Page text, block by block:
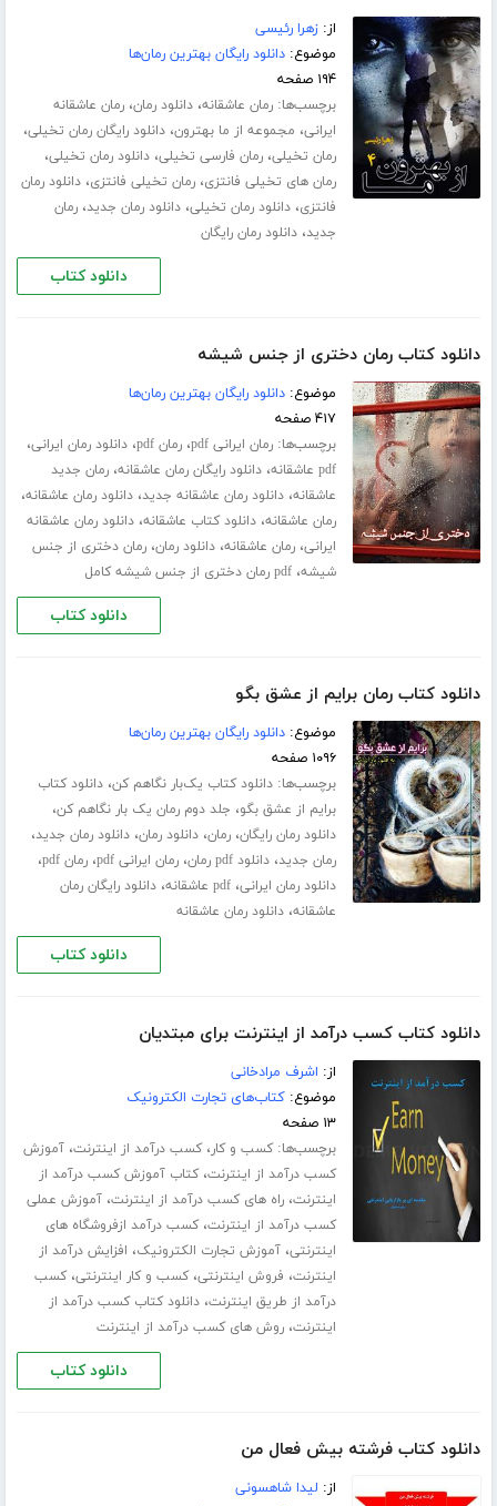
از:زهرا رئیسی
موضوع:دانلود رایگان بهترین رمان‌ها
۱۹۴ صفحه
برچسب‌ها:رمان عاشقانه،دانلود رمان،رمان عاشقانه
ایرانی، مجموعه از ما بهترون،دانلود رایگان رمان تخیلی،
رمان تخیلی،رمان فارسی تخیلی،دانلود رمان تخیلی،
رمان های تخیلی فانتزی،رمان تخیلی فانتزی،دانلود رمان
فانتزی،دانلود رمان تخیلی،دانلود رمان جدید،رمان
جدید،دانلود رمان رایگان
دانلود کتاب
دانلود کتاب رمان دختری از جنس شیشه
موضوع:دانلود رایگان بهترین رمان‌ها
۴۱۷ صفحه
برچسب‌ها:رمان ایرانی pdf ،رمان pdf ،دانلود رمان ایرانی،
pdf عاشقانه ،دانلود رایگان رمان عاشقانه،رمان جدید
عاشقانه،دانلود رمان عاشقانه جدید،دانلود رمان عاشقانه،
رمان عاشقانه،دانلود کتاب عاشقانه،دانلود رمان عاشقانه
ایرانی،رمان عاشقانه،دانلود رمان،رمان دختری از جنس
شیشه،pdf رمان دختری از جنس شیشه کامل
دانلود کتاب
دانلود کتاب رمان برایم از عشق بگو
موضوع:دانلود رایگان بهترین رمان‌ها
۱۰۹۶ صفحه
برچسب‌ها:دانلود کتاب یک‌بار نگاهم کن،دانلود کتاب
برایم از عشق بگو، جلد دوم رمان یک بار نگاهم کن،
دانلود رمان رایگان،رمان،دانلود رمان،دانلود رمان جدید،
رمان جدید،دانلود pdf رمان ،رمان ایرانی pdf ،رمان pdf ،
دانلود رمان ایرانی،pdf عاشقانه ،دانلود رایگان رمان
عاشقانه،دانلود رمان عاشقانه
دانلود کتاب
دانلود کتاب کسب درآمد از اینترنت برای مبتدیان
از: اشرف مرادخانی
موضوع:کتاب‌های تجارت الکترونیک
۱۳ صفحه
برچسب‌ها:کسب و کار،کسب درآمد از اینترنت،آموزش
کسب درآمد از اینترنت،کتاب آموزش کسب درآمد از
اینترنت،راه های کسب درآمد از اینترنت،آموزش عملی
کسب درآمد از اینترنت،کسب درآمد ازفروشگاه های
اینترنتی،آموزش تجارت الکترونیک، افزایش درآمد از
اینترنت، فروش اینترنتی،کسب و کار اینترنتی،کسب
درآمد از طریق اینترنت،دانلود کتاب کسب درآمد از
اینترنت،روش های کسب درآمد از اینترنت
دانلود کتاب
دانلود کتاب فرشته بیش فعال من
از: لیدا شاهسونی